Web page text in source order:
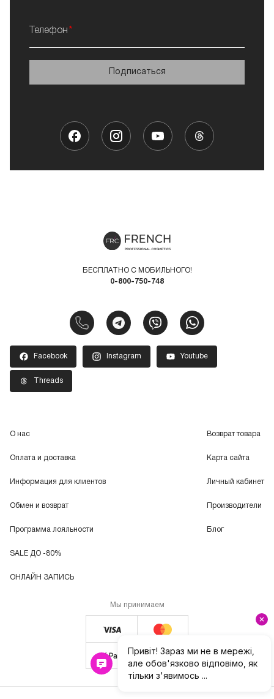
Телефон
Подписаться
БЕСПЛАТНО С МОБИЛЬНОГО!
0-800-750-748
Facebook Instagram Youtube
Threads
О нас
Оплата и доставка
Информация для клиентов
Обмен и возврат
Программа лояльности
SALE ДО -80%
ОНЛАЙН ЗАПИСЬ
Возврат товара
Карта сайта
Личный кабинет
Производители
Блог
Мы принимаем